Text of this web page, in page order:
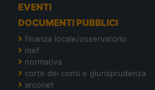
EVENTI
DOCUMENTI PUBBLICI
finanza locale/osservatorio
mef
normativa
corte dei conti e giurisprudenza
arconet